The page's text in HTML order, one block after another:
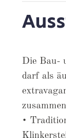
Die Bau-
darf als
•